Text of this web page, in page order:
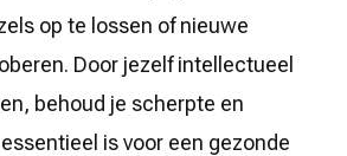
op te lossen of nieuwe
Door jezelf intellectueel
behoud je scherpte en
is voor een gezonde